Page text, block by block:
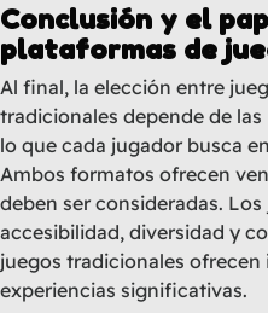
Conclusión y el
plataformas de
Al final, la elección entre
tradicionales depende de
lo que cada jugador busca
Ambos formatos ofrecen
deben ser consideradas.
accesibilidad, diversidad y
juegos tradicionales
experiencias significativas.